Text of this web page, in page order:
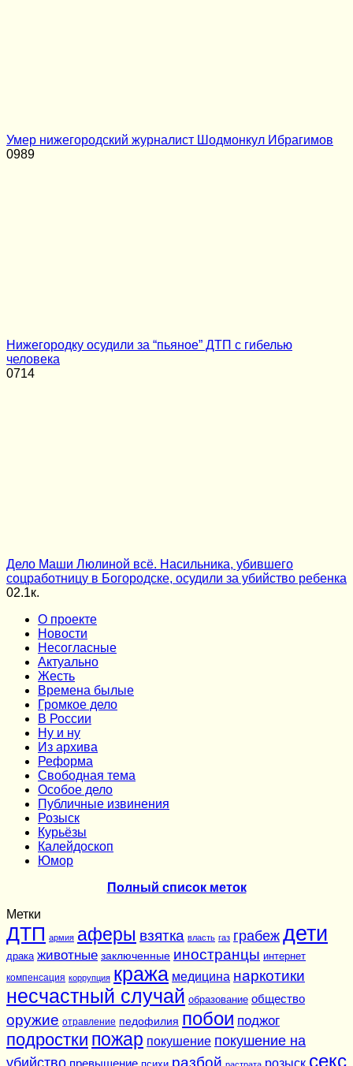
Умер нижегородский журналист Шодмонкул Ибрагимов
0989
Нижегородку осудили за “пьяное” ДТП с гибелью
человека
0714
Дело Маши Люлиной всё. Насильника, убившего
соцработницу в Богородске, осудили за убийство ребенка
02.1к.
О проекте
Новости
Несогласные
Актуально
Жесть
Времена былые
Громкое дело
В России
Ну и ну
Из архива
Реформа
Cвободная тема
Особое дело
Публичные извинения
Розыск
Курьёзы
Калейдоскоп
Юмор
Полный список меток
Метки
ДТП армия аферы взятка власть газ грабеж дети
драка животные заключенные иностранцы интернет
компенсация коррупция кража медицина наркотики
несчастный случай образование общество
оружие отравление педофилия побои поджог
подростки пожар покушение покушение на
убийство
разбой розыск секс